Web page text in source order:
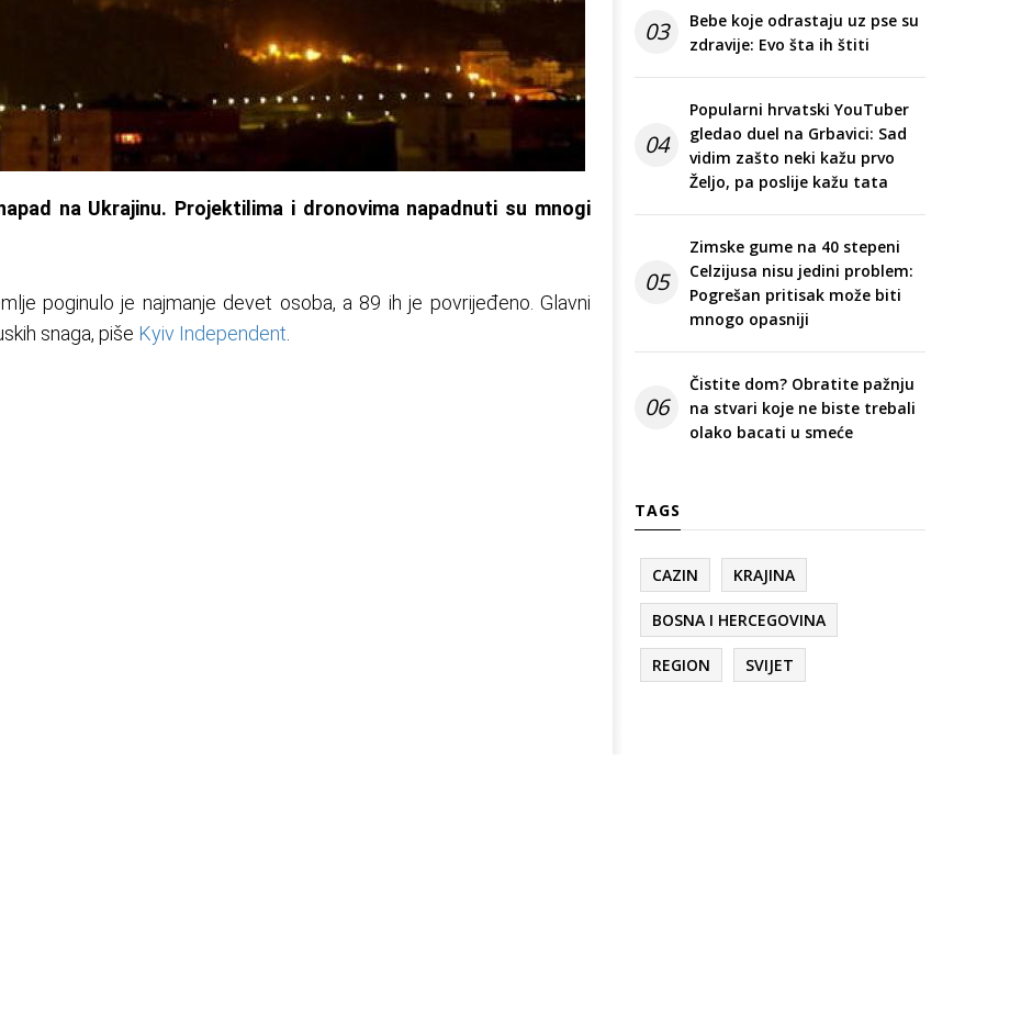
na Ukrajinu. Projektilima i dronovima napadnuti su mnogi
poginulo je najmanje devet osoba, a 89 ih je povrijeđeno. Glavni
snaga, piše Kyiv Independent.
03
Bebe koje odrastaju uz pse su
zdravije: Evo šta ih štiti
04
Popularni hrvatski YouTuber
gledao duel na Grbavici: Sad
vidim zašto neki kažu prvo
Željo, pa poslije kažu tata
05
Zimske gume na 40 stepeni
Celzijusa nisu jedini problem:
Pogrešan pritisak može biti
mnogo opasniji
06
Čistite dom? Obratite pažnju
na stvari koje ne biste trebali
olako bacati u smeće
TAGS
CAZIN KRAJINA
BOSNA I HERCEGOVINA
REGION SVIJET